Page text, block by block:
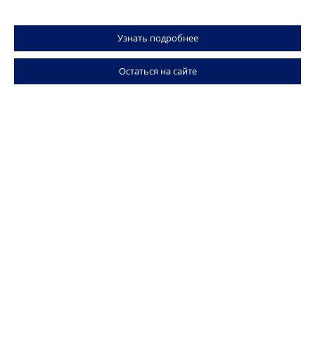
Узнать подробнее
Остаться на сайте
Урумчи
Кульджа (Инин)